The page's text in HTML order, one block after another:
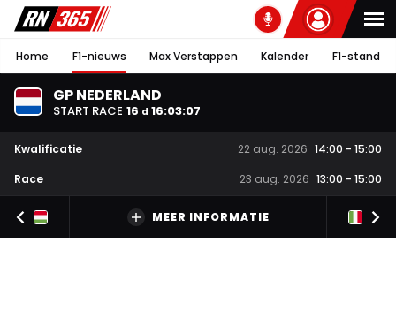
Home F1-nieuws Max Verstappen Kalender F1-stand
GP NEDERLAND
START RACE 16 d 16:03:06
Kwalificatie 22 aug. 2026 14:00 - 15:00
Race
23 aug. 2026 13:00 - 15:00
MEER INFORMATIE